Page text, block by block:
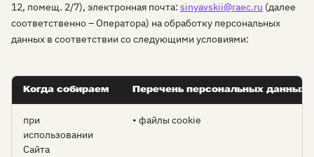
12, помещ. 2/7), электронная почта: sinyavskii@raec.ru (далее
соответственно – Оператора) на обработку персональных
данных в соответствии со следующими условиями:
Когда собираем Перечень персональных данных
при
использовании
Сайта
• файлы cookie